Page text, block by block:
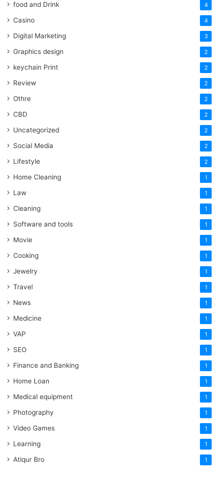
food and Drink 4
Casino 4
Digital Marketing 3
Graphics design 2
keychain Print 2
Review 2
Othre 2
CBD 2
Uncategorized 2
Social Media 2
Lifestyle 2
Home Cleaning 1
Law 1
Cleaning 1
Software and tools 1
Movie 1
Cooking 1
Jewelry 1
Travel 1
News 1
Medicine 1
VAP 1
SEO 1
Finance and Banking 1
Home Loan 1
Medical equipment 1
Photography 1
Video Games 1
Learning 1
Atiqur Bro 1